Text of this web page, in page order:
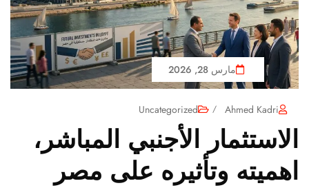
مارس 28, 2026
Ahmed Kadri
/
Uncategorized
الاستثمار الأجنبي المباشر،
اهميته وتأثيره على مصر